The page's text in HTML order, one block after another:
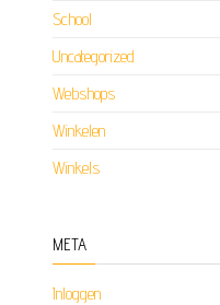
School
Uncategorized
Webshops
Winkelen
Winkels
META
Inloggen